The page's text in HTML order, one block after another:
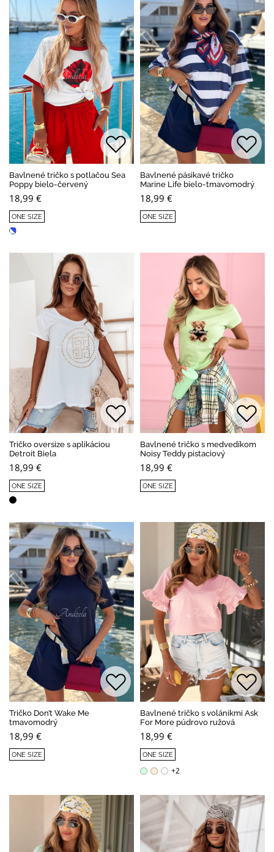
Bavlnené tričko s potlačou Sea
Poppy bielo-červený
18,99 €
ONE SIZE
Bavlnené pásikavé tričko
Marine Life bielo-tmavomodrý
18,99 €
ONE SIZE
Tričko oversize s aplikáciou
Detroit Biela
18,99 €
ONE SIZE
Bavlnené tričko s medvedíkom
Noisy Teddy pistaciový
18,99 €
ONE SIZE
Tričko Don’t Wake Me
tmavomodrý
18,99 €
ONE SIZE
Bavlnené tričko s volánikmi Ask
For More púdrovo ružová
18,99 €
ONE SIZE
+2